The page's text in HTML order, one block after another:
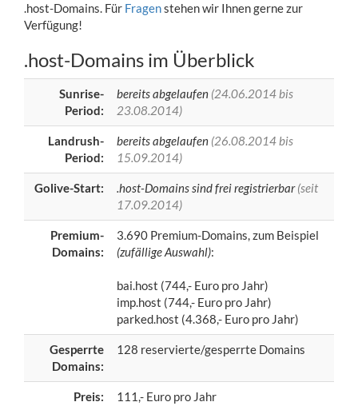
.host-Domains. Für Fragenstehen wir Ihnen gerne zur
Verfügung!
.host-Domains im Überblick
Sunrise-
Period:
bereits abgelaufen (24.06.2014 bis
23.08.2014)
Landrush-
Period:
bereits abgelaufen (26.08.2014 bis
15.09.2014)
Golive-Start: .host-Domains sind frei registrierbar(seit
17.09.2014)
Premium-
Domains:
3.690 Premium-Domains, zum Beispiel
(zufällige Auswahl):
bai.host (744,- Euro pro Jahr)
imp.host (744,- Euro pro Jahr)
parked.host (4.368,- Euro pro Jahr)
Gesperrte
Domains:
128 reservierte/gesperrte Domains
Preis: 111,- Euro pro Jahr